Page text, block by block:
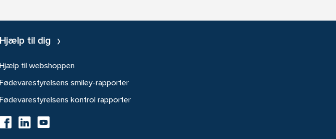
Hjælp til dig
Hjælp til webshoppen
Fødevarestyrelsens smiley-rapporter
Fødevarestyrelsens kontrol rapporter